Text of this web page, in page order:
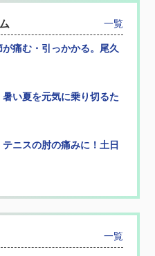
一覧
痛む・引っかかる。尾久
い夏を元気に乗り切るた
ニスの肘の痛みに！土日
一覧